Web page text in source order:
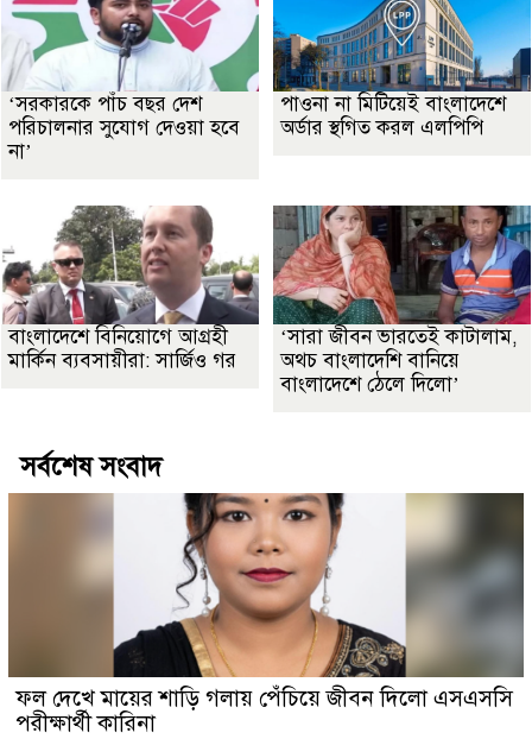
‘সরকারকে পাঁচ বছর দেশ
পরিচালনার সুযোগ দেওয়া হবে
না’
পাওনা না মিটিয়েই বাংলাদেশে
অর্ডার স্থগিত করল এলপিপি
বাংলাদেশে বিনিয়োগে আগ্রহী
মার্কিন ব্যবসায়ীরা: সার্জিও গর
‘সারা জীবন ভারতেই কাটালাম,
অথচ বাংলাদেশি বানিয়ে
বাংলাদেশে ঠেলে দিলো’
সর্বশেষ সংবাদ
ফল দেখে মায়ের শাড়ি গলায় পেঁচিয়ে জীবন দিলো এসএসসি
পরীক্ষার্থী কারিনা